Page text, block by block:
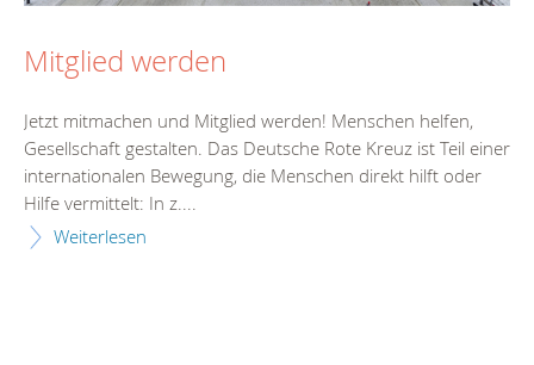
Mitglied werden
Jetzt mitmachen und Mitglied werden! Menschen helfen,
Gesellschaft gestalten. Das Deutsche Rote Kreuz ist Teil einer
internationalen Bewegung, die Menschen direkt hilft oder
Hilfe vermittelt: In z....
Weiterlesen